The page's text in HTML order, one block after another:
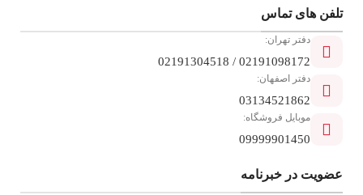
تلفن ‌های تماس
دفتر تهران:
02191098172 / 02191304518
دفتر اصفهان:
03134521862
موبایل فروشگاه:
09999901450
عضویت در خبرنامه